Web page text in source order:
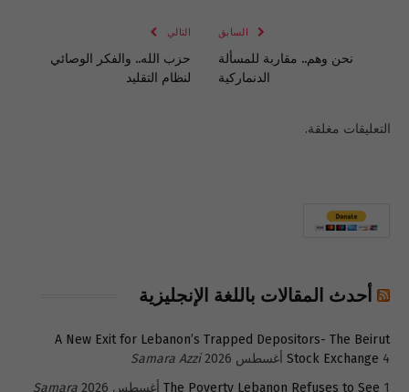
السابق
نحن وهم.. مقاربة للمسألة
الدنماركية
التالي
حزب الله.. والفكر الوصائي
لنظام التقليد
التعليقات مغلقة.
أحدث المقالات باللغة الإنجليزية
A New Exit for Lebanon’s Trapped Depositors- The Beirut
Stock Exchange 4 أغسطس 2026
Samara Azzi
The Poverty Lebanon Refuses to See 1 أغسطس 2026
Samara